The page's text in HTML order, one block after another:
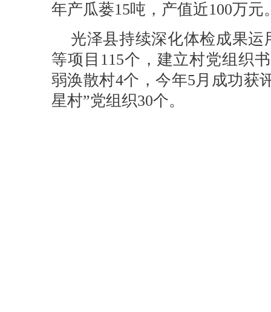
年产瓜蒌15吨，产值近100万元
光泽县持续深化体检成果
等项目115个，建立村党组织
弱涣散村4个，今年5月成功获
星村”党组织30个。